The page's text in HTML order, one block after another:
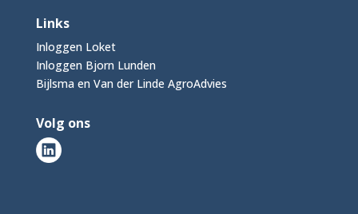
Links
Inloggen Loket
Inloggen Bjorn Lunden
Bijlsma en Van der Linde AgroAdvies
Volg ons